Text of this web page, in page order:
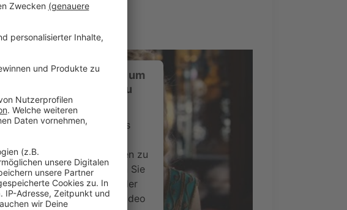
Ihre Zustimmung, um
Video-Service zu
laden!
einen Service eines
Dieser Service kann Daten zu
sammeln. Bitte lesen Sie
durch und stimmen Sie der
Service zu, um dieses Video